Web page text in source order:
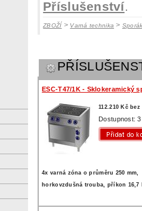
Příslušenství.
ZBOŽÍ> Varná technika >
ESC-T47/1K - Sklokeramický
112.210 Kč bez
Dostupnost:
4x varná zóna o průměru 250 mm,
horkovzdušná trouba, příkon 16,7